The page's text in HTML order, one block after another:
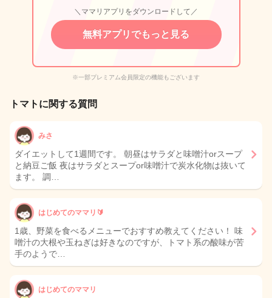
＼ママリアプリをダウンロードして／
無料アプリでもっと見る
※一部プレミアム会員限定の機能もございます
トマトに関する質問
みさ
ダイエットして1週間です。 朝昼はサラダと味噌汁orスープ
と納豆ご飯 夜はサラダとスープor味噌汁で炭水化物は抜いて
ます。 調…
はじめてのママリ🔰
1歳、野菜を食べるメニューでおすすめ教えてください！ 味
噌汁の大根や玉ねぎは好きなのですが、トマト系の酸味が苦
手のようで…
はじめてのママリ